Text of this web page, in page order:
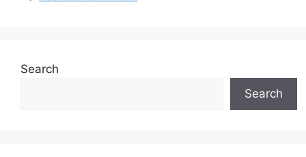
Search
Search